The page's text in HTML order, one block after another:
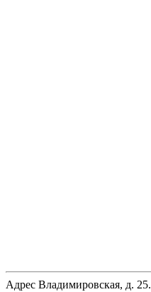
Адрес Владимировская, д. 25.